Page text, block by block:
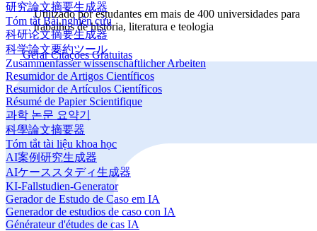
研究論文摘要生成器
Tóm tắt Bài nghiên cứu
科研论文摘要生成器
科学論文要約ツール
Zusammenfasser wissenschaftlicher Arbeiten
Resumidor de Artigos Científicos
Resumidor de Artículos Científicos
Résumé de Papier Scientifique
과학 논문 요약기
科學論文摘要器
Tóm tắt tài liệu khoa học
AI案例研究生成器
AIケーススタディ生成器
KI-Fallstudien-Generator
Gerador de Estudo de Caso em IA
Generador de estudios de caso con IA
Générateur d'études de cas IA
Utilizado por estudantes em mais de 400 universidades para
trabalhos de história, literatura e teologia
Gerar Citações Gratuitas